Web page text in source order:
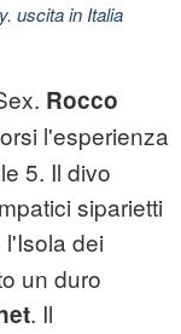
uscita in Italia
Rocco
l'esperienza
5. Il divo
siparietti
dei
un duro
. Il